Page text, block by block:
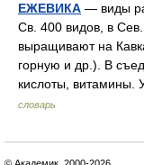
ЕЖЕВИКА — виды
Св. 400 видов, в
выращивают на
горную и др.). В
кислоты,
словарь